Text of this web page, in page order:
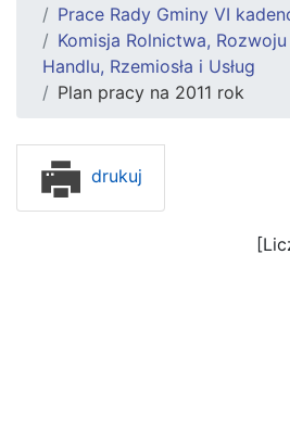
Prace Rady Gminy VI
Komisja Rolnictwa,
Handlu, Rzemiosła i Usług
Plan pracy na 2011 rok
drukuj